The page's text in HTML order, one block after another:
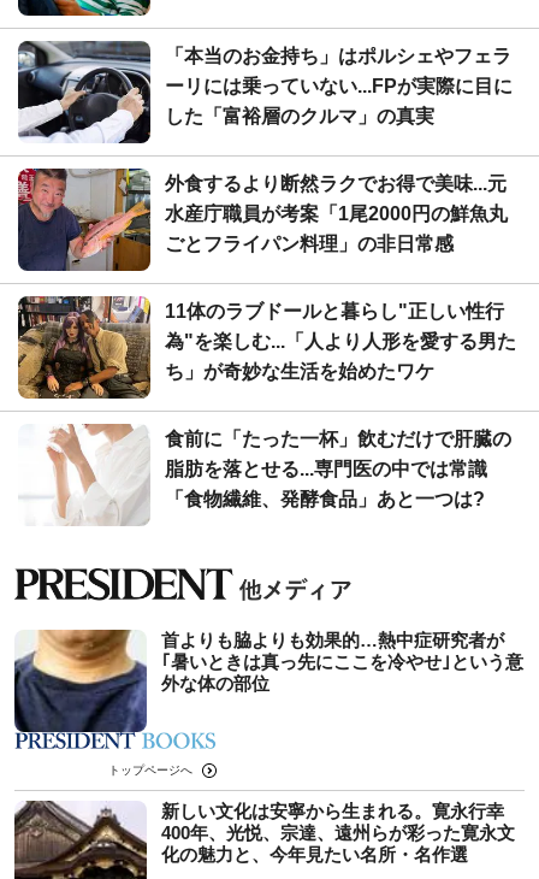
「本当のお金持ち」はポルシェやフェラ
ーリには乗っていない...FPが実際に目に
した「富裕層のクルマ」の真実
外食するより断然ラクでお得で美味...元
水産庁職員が考案「1尾2000円の鮮魚丸
ごとフライパン料理」の非日常感
11体のラブドールと暮らし"正しい性行
為"を楽しむ...「人より人形を愛する男た
ち」が奇妙な生活を始めたワケ
食前に「たった一杯」飲むだけで肝臓の
脂肪を落とせる...専門医の中では常識
「食物繊維、発酵食品」あと一つは?
首よりも脇よりも効果的…熱中症研究者が
｢暑いときは真っ先にここを冷やせ｣という意
外な体の部位
トップページへ
新しい文化は安寧から生まれる。寛永行幸
400年、光悦、宗達、遠州らが彩った寛永文
化の魅力と、今年見たい名所・名作選